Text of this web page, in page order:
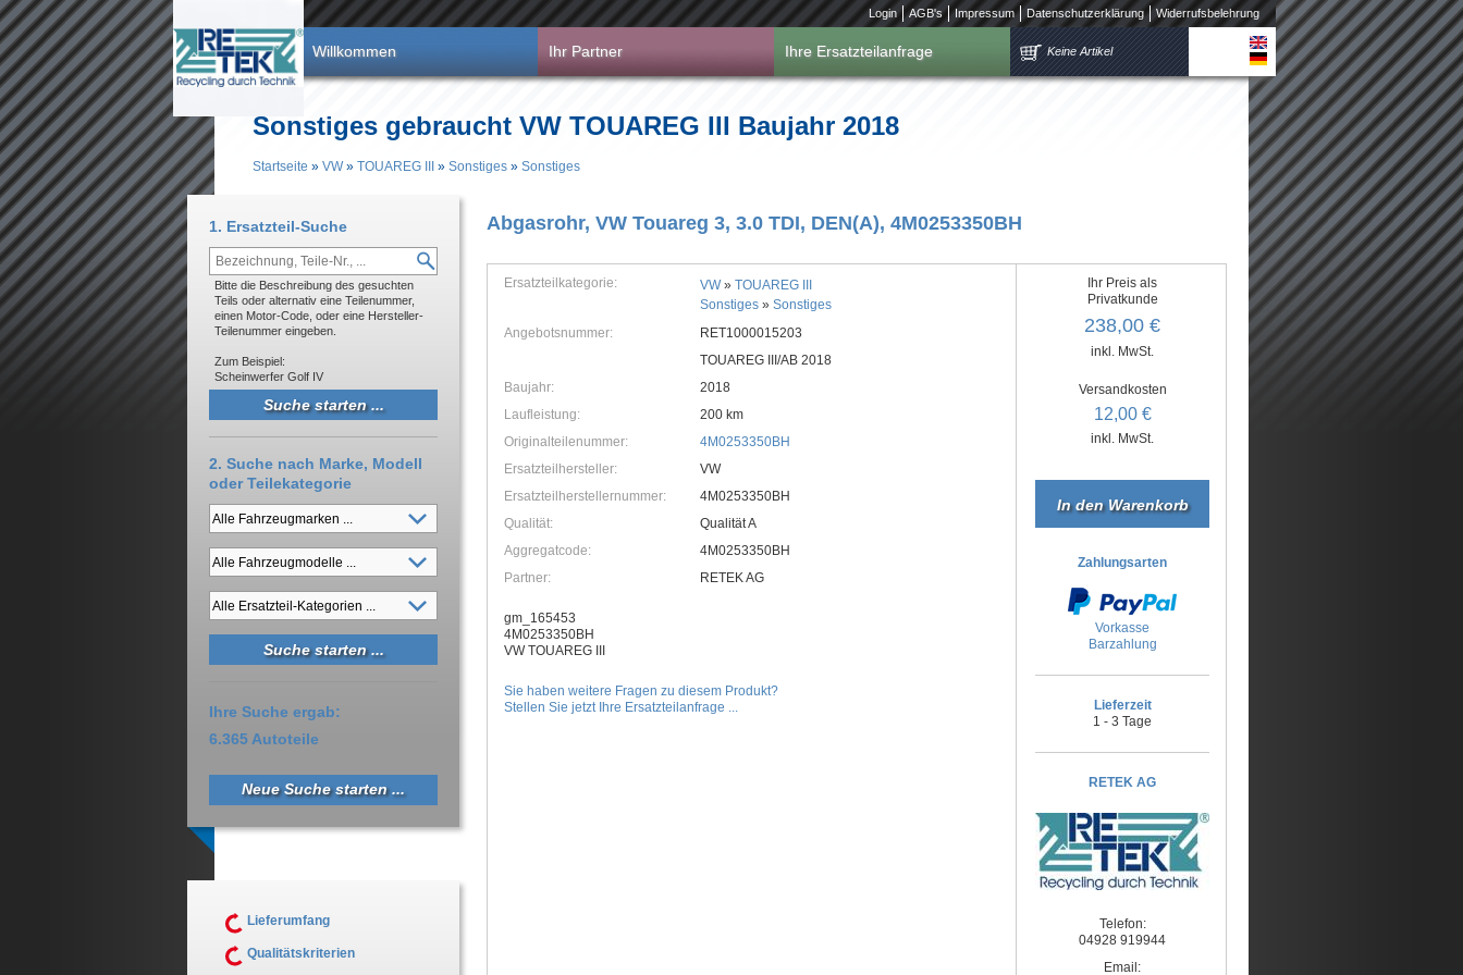
Direkt zum Inhalt Login AGB's Impressum Datenschutzerklärung Widerrufsbelehrung
Willkommen Ihr Partner Ihre Ersatzteilanfrage Keine Artikel
Sonstiges gebraucht VW TOUAREG III Baujahr 2018
Startseite » VW» TOUAREG III » Sonstiges » Sonstiges
Abgasrohr, VW Touareg 3, 3.0 TDI, DEN(A), 4M0253350BH
Ersatzteilkategorie: VW» TOUAREG III
Sonstiges » Sonstiges
Angebotsnummer:
RET1000015203
TOUAREG III/AB 2018
Baujahr:
2018
Laufleistung:
200 km
Originalteilenummer:
4M0253350BH
Ersatzteilhersteller:
VW
Ersatzteilherstellernummer:
4M0253350BH
Qualität:
Qualität A
Aggregatcode:
4M0253350BH
Partner:
RETEK AG
gm_165453
4M0253350BH
VW TOUAREG III
Sie haben weitere Fragen zu diesem Produkt?
Stellen Sie jetzt Ihre Ersatzteilanfrage ...
Ihr Preis als
Privatkunde
238,00 €
inkl. MwSt.
Versandkosten
12,00 €
inkl. MwSt.
Zahlungsarten
Vorkasse
Barzahlung
Lieferzeit
1 - 3 Tage
RETEK AG
Telefon:
04928 919944
Email:
1. Ersatzteil-Suche
Bitte die Beschreibung des gesuchten
Teils oder alternativ eine Teilenummer,
einen Motor-Code, oder eine Hersteller-
Teilenummer eingeben.
Zum Beispiel:
Scheinwerfer Golf IV
2. Suche nach Marke, Modell
oder Teilekategorie
Ihre Suche ergab:
6.365 Autoteile
Neue Suche starten ...
Lieferumfang
Qualitätskriterien